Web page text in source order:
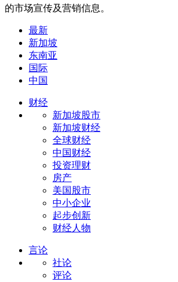
的市场宣传及营销信息。
最新
新加坡
东南亚
国际
中国
财经
新加坡股市
新加坡财经
全球财经
中国财经
投资理财
房产
美国股市
中小企业
起步创新
财经人物
言论
社论
评论